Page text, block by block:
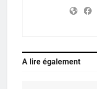
A lire également